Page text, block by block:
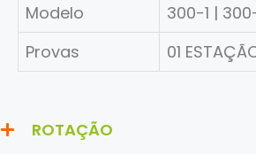
Modelo 300-1 |
Provas
01
ROTAÇÃO